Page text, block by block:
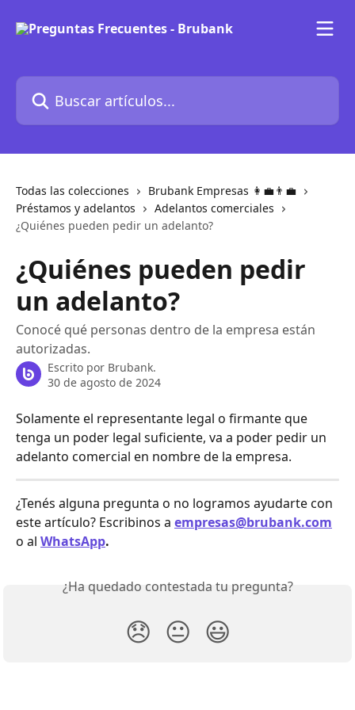
Buscar artículos...
Todas las colecciones
Brubank Empresas 👩‍💼👨‍💼
Préstamos y adelantos
Adelantos comerciales
¿Quiénes pueden pedir un adelanto?
¿Quiénes pueden pedir
un adelanto?
Conocé qué personas dentro de la empresa están
autorizadas.
Escrito por Brubank.
30 de agosto de 2024
Solamente el representante legal o firmante que
tenga un poder legal suficiente, va a poder pedir un
adelanto comercial en nombre de la empresa.
¿Tenés alguna pregunta o no logramos ayudarte con
este artículo? Escribinos a empresas@brubank.com
o al WhatsApp.
¿Ha quedado contestada tu pregunta?
😞 😐 😃